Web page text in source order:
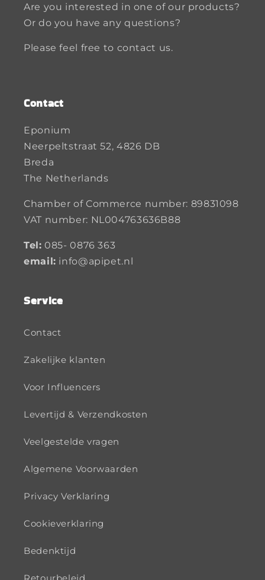
Are you interested in one of our products?
Or do you have any questions?
Please feel free to contact us.
Contact
Eponium
Neerpeltstraat 52, 4826 DB
Breda
The Netherlands
Chamber of Commerce number: 89831098
VAT number: NL004763636B88
Tel: 085- 0876 363
email: info@apipet.nl
Service
Contact
Zakelijke klanten
Voor Influencers
Levertijd & Verzendkosten
Veelgestelde vragen
Algemene Voorwaarden
Privacy Verklaring
Cookieverklaring
Bedenktijd